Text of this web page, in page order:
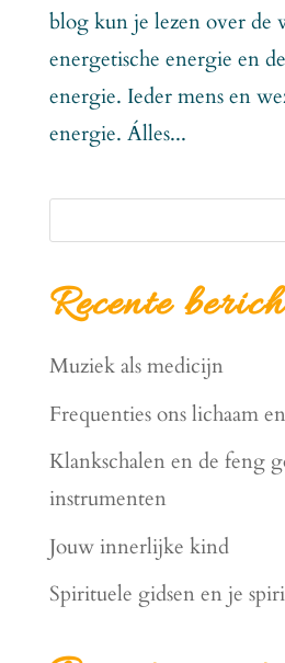
blog kun je lezen over de
energetische energie en
energie. Ieder mens en
energie. Álles...
Recente
Muziek als medicijn
Frequenties ons lichaam
Klankschalen en de feng
instrumenten
Jouw innerlijke kind
Spirituele gidsen en je